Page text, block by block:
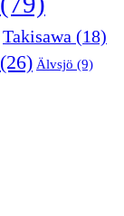
Takisawa (18)
(26) Älvsjö (9)